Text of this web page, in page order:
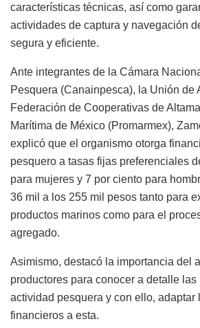
características técnicas, así como
actividades de captura y navegación
segura y eficiente.
Ante integrantes de la Cámara
Pesquera (Canainpesca), la Unión de
Federación de Cooperativas de
Marítima de México (Promarmex),
explicó que el organismo otorga
pesquero a tasas fijas preferenciales
para mujeres y 7 por ciento para
36 mil a los 255 mil pesos tanto para
productos marinos como para el
agregado.
Asimismo, destacó la importancia del
productores para conocer a detalle
actividad pesquera y con ello, adaptar
financieros a esta.